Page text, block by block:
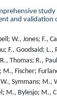
and validation
W., Jones; F.,
F., Goodsaid; L.,
Thomas; R.,
M., Fischer;
Symmans; M.,
M., Bylesjo; M.,